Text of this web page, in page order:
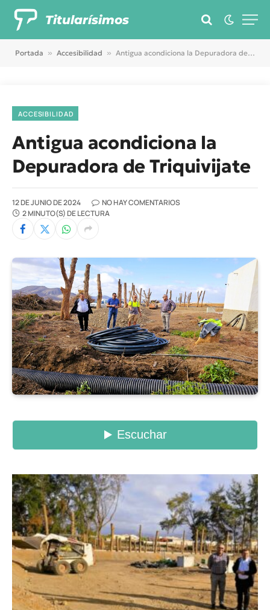
Titularísimos
Portada » Accesibilidad » Antigua acondiciona la Depuradora de Triquivijate
ACCESIBILIDAD
Antigua acondiciona la
Depuradora de Triquivijate
12 DE JUNIO DE 2024
NO HAY COMENTARIOS
2 MINUTO(S) DE LECTURA